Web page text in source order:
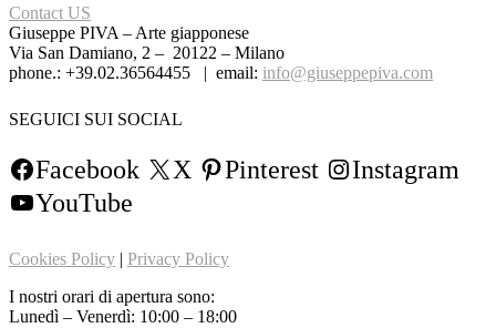
Contact US
Giuseppe PIVA – Arte giapponese
Via San Damiano, 2 – 20122 – Milano
phone.: +39.02.36564455 | email: info@giuseppepiva.com
SEGUICI SUI SOCIAL
Facebook X Pinterest
Instagram
YouTube
Cookies Policy | Privacy Policy
I nostri orari di apertura sono:
Lunedì – Venerdì: 10:00 – 18:00